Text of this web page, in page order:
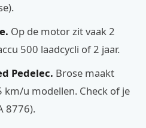
Op de motor zit vaak 2
500 laadcycli of 2 jaar.
Pedelec. Brose maakt
u modellen. Check of je
8776).